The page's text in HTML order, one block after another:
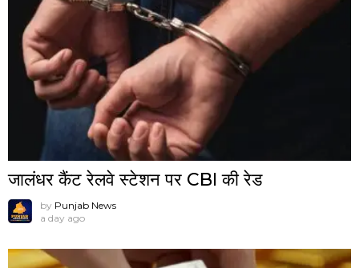
जालंधर कैंट रेलवे स्टेशन पर CBI की रेड
by Punjab News
a day ago